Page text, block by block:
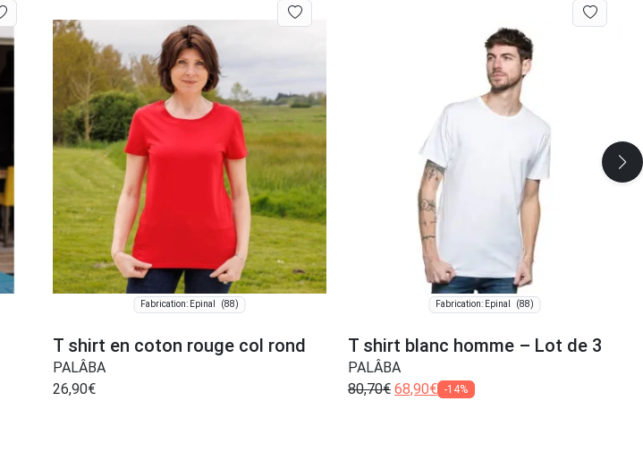
Fabrication: Épinal (88)
T shirt en coton rouge col rond
PALÂBA
26,90€
Fabrication: Épinal (88)
T shirt blanc homme – Lot de 3
PALÂBA
80,70€ 68,90€ -14%